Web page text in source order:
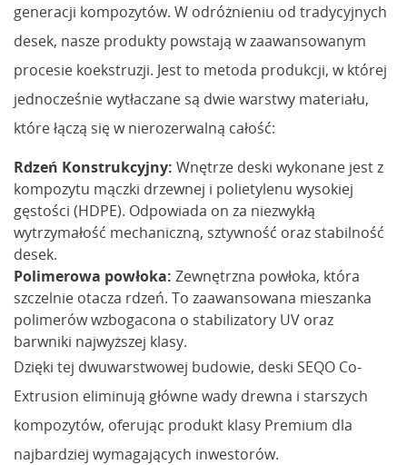
generacji kompozytów. W odróżnieniu od tradycyjnych
desek, nasze produkty powstają w zaawansowanym
procesie koekstruzji. Jest to metoda produkcji, w której
jednocześnie wytłaczane są dwie warstwy materiału,
które łączą się w nierozerwalną całość:
Rdzeń Konstrukcyjny: Wnętrze deski wykonane jest z
kompozytu mączki drzewnej i polietylenu wysokiej
gęstości (HDPE). Odpowiada on za niezwykłą
wytrzymałość mechaniczną, sztywność oraz stabilność
desek.
Polimerowa powłoka: Zewnętrzna powłoka, która
szczelnie otacza rdzeń. To zaawansowana mieszanka
polimerów wzbogacona o stabilizatory UV oraz
barwniki najwyższej klasy.
Dzięki tej dwuwarstwowej budowie, deski SEQO Co-
Extrusion eliminują główne wady drewna i starszych
kompozytów, oferując produkt klasy Premium dla
najbardziej wymagających inwestorów.